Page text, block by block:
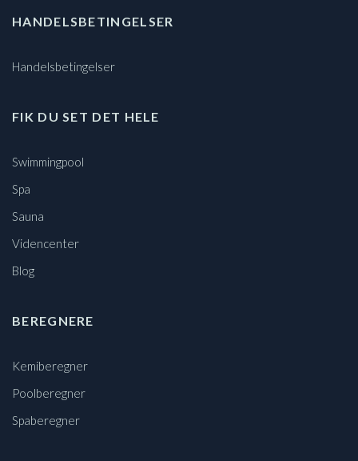
HANDELSBETINGELSER
Handelsbetingelser
FIK DU SET DET HELE
Swimmingpool
Spa
Sauna
Videncenter
Blog
BEREGNERE
Kemiberegner
Poolberegner
Spaberegner